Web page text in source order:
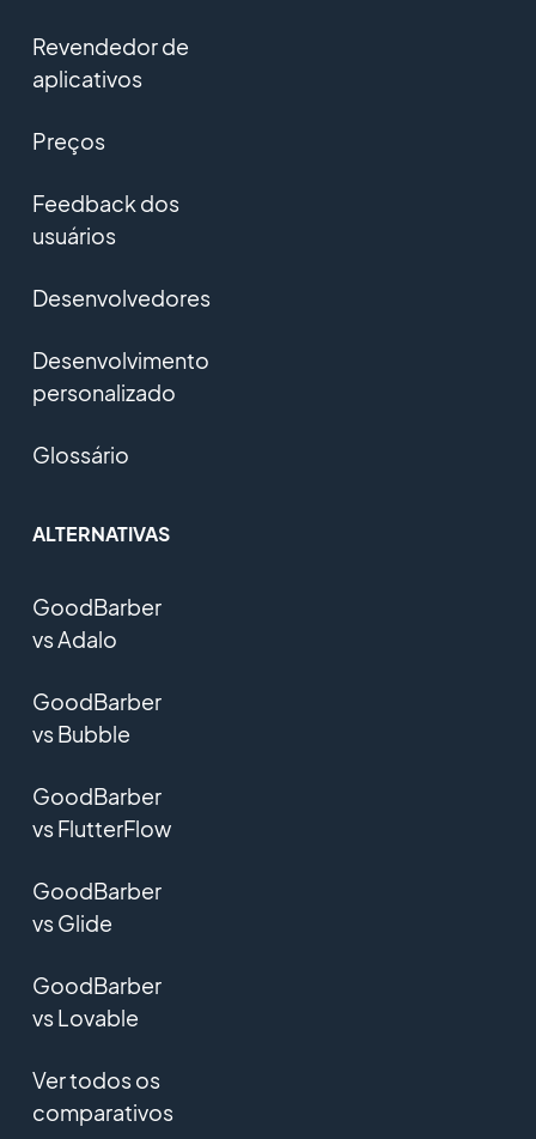
Revendedor de
aplicativos
Preços
Feedback dos
usuários
Desenvolvedores
Desenvolvimento
personalizado
Glossário
ALTERNATIVAS
GoodBarber
vs Adalo
GoodBarber
vs Bubble
GoodBarber
vs FlutterFlow
GoodBarber
vs Glide
GoodBarber
vs Lovable
Ver todos os
comparativos